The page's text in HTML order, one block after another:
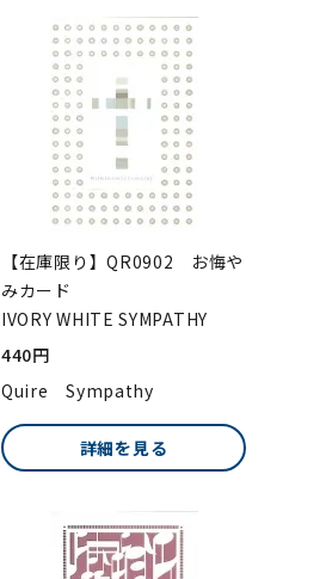
【在庫限り】QR0902 お悔や
みカード
IVORY WHITE SYMPATHY
440円
Quire Sympathy
詳細を見る